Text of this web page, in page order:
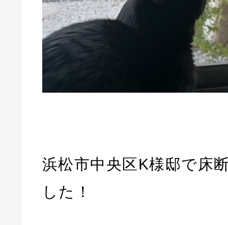
浜松市中央区K様邸で床
した！